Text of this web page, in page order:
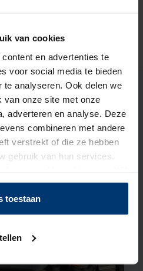
van cookies
en advertenties te
voor social media te bieden
analyseren. Ook delen we
van onze site met onze
adverteren en analyse. Deze
combineren met andere
verstrekt of die ze hebben
gebruik van hun services.
op "instellen". Op onze
lezen over onze cookies.
toestaan